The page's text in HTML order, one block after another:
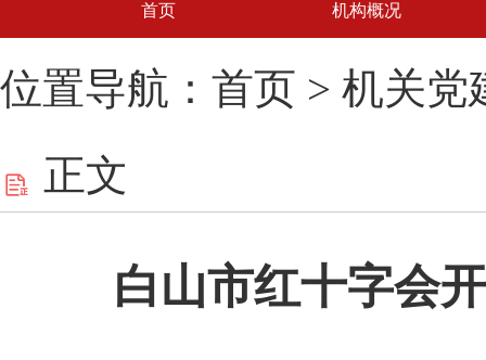
首页 机构概况
位置导航：首页 > 机关党
正文
白山市红十字会